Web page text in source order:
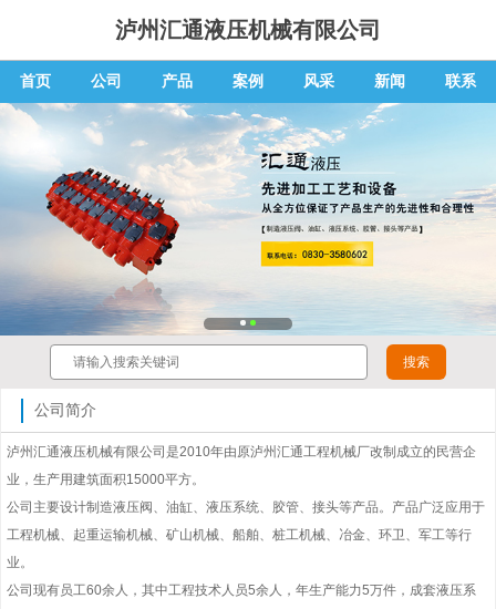
泸州汇通液压机械有限公司
首页 公司 产品 案例 风采 新闻 联系
公司简介
泸州汇通液压机械有限公司是2010年由原泸州汇通工程机械厂改制成立的民营企
业，生产用建筑面积15000平方。
公司主要设计制造液压阀、油缸、液压系统、胶管、接头等产品。产品广泛应用于
工程机械、起重运输机械、矿山机械、船舶、桩工机械、冶金、环卫、军工等行
业。
公司现有员工60余人，其中工程技术人员5余人，年生产能力5万件，成套液压系